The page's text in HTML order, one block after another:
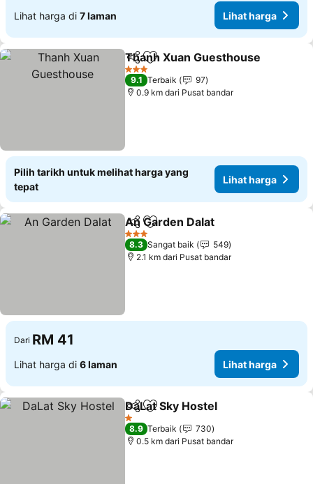
Lihat harga di 7 laman Lihat harga
KongsiTambah ke favorit
Thanh Xuan Guesthouse
3 Bintang
9.1 Terbaik
97
0.9 km dari Pusat bandar
Pilih tarikh untuk melihat harga yang
tepat
Lihat harga
KongsiTambah ke favorit
An Garden Dalat
3 Bintang
8.3 Sangat baik
549
2.1 km dari Pusat bandar
Dari RM 41
Lihat harga di 6 laman Lihat harga
KongsiTambah ke favorit
DaLat Sky Hostel
1 Bintang
8.9 Terbaik
730
0.5 km dari Pusat bandar